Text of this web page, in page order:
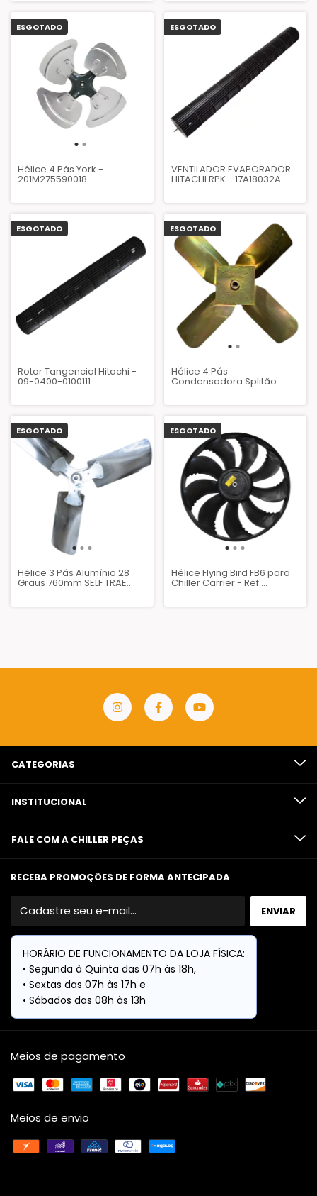
ESGOTADO
Hélice 4 Pás York -
201M275590018
ESGOTADO
VENTILADOR EVAPORADOR
HITACHI RPK - 17A18032A
ESGOTADO
Rotor Tangencial Hitachi -
09-0400-0100111
ESGOTADO
Hélice 4 Pás
Condensadora Splitão
Midea Carrier Ref. 17601018 -
ESGOTADO
Hélice 3 Pás Alumínio 28
Graus 760mm SELF TRAE
ESGOTADO
Hélice Flying Bird FB6 para
Chiller Carrier - Ref.
CATEGORIAS
INSTITUCIONAL
FALE COM A CHILLER PEÇAS
RECEBA PROMOÇÕES DE FORMA ANTECIPADA
Meios de pagamento
Meios de envio